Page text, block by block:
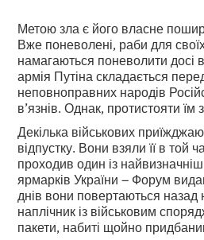
Метою зла є його власне
Вже поневолені, раби для
намагаються поневолити досі
армія Путіна складається
неповноправних народів
в’язнів. Однак, протистояти їм
Декілька військових
відпустку. Вони взяли її в той
проходив один із
ярмарків України – Форум
днів вони повертаються
наплічник із військовим
пакети, набиті щойно